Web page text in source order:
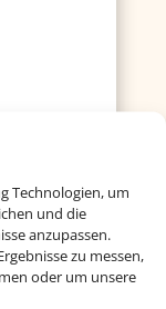
Technologien, um
und die
anzupassen.
zu messen,
oder um unsere
und